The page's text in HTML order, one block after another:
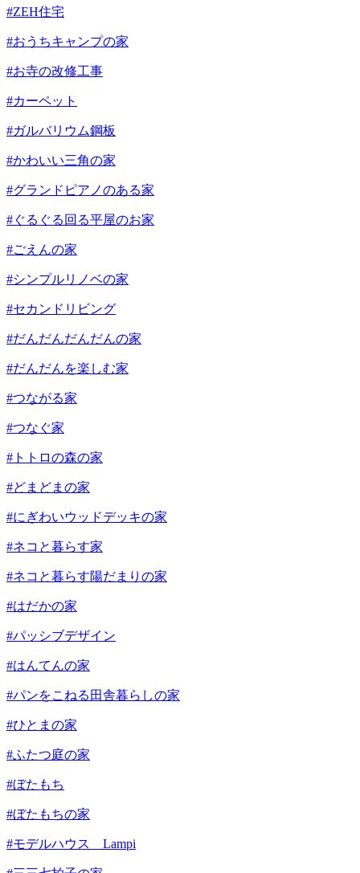
#ZEH住宅
#おうちキャンプの家
#お寺の改修工事
#カーペット
#ガルバリウム鋼板
#かわいい三角の家
#グランドピアノのある家
#ぐるぐる回る平屋のお家
#ごえんの家
#シンプルリノベの家
#セカンドリビング
#だんだんだんだんの家
#だんだんを楽しむ家
#つながる家
#つなぐ家
#トトロの森の家
#どまどまの家
#にぎわいウッドデッキの家
#ネコと暮らす家
#ネコと暮らす陽だまりの家
#はだかの家
#パッシブデザイン
#はんてんの家
#パンをこねる田舎暮らしの家
#ひとまの家
#ふたつ庭の家
#ぼたもち
#ぼたもちの家
#モデルハウス Lampi